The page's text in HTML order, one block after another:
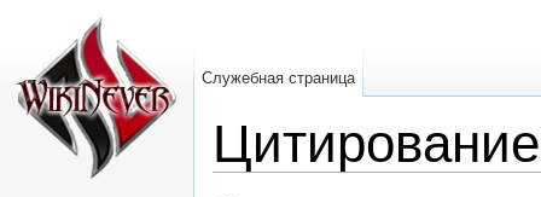
Цитирование
Служебная страница